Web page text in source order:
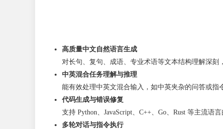
高质量中文自然语言生成
对长句、复句、成语、专业术语等文本结构理解深刻
中英混合任务理解与推理
能有效处理中英文混合输入，如中英夹杂的问答或指
代码生成与错误修复
支持 Python、JavaScript、C++、Go、Rust 等主流语
多轮对话与指令执行